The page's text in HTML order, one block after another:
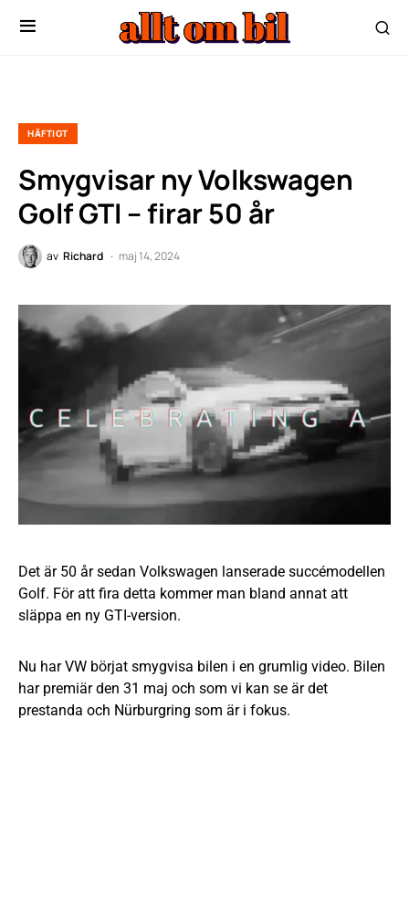
HÄFTIGT
Smygvisar ny Volkswagen
Golf GTI – firar 50 år
av Richard maj 14, 2024
Det är 50 år sedan Volkswagen lanserade succémodellen
Golf. För att fira detta kommer man bland annat att
släppa en ny GTI-version.
Nu har VW börjat smygvisa bilen i en grumlig video. Bilen
har premiär den 31 maj och som vi kan se är det
prestanda och Nürburgring som är i fokus.